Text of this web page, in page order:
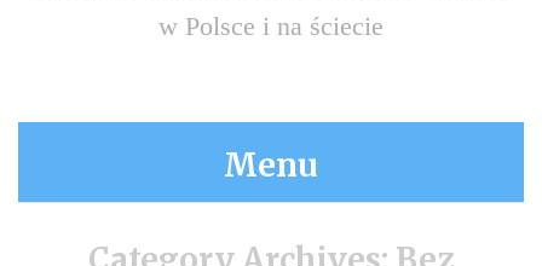
w Polsce i na ściecie
Menu